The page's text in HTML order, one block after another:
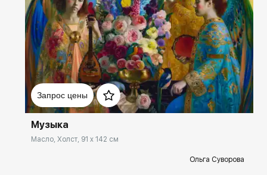
Запрос цены
Домен: spb.rakovgallery.ru
Музыка
Масло, Холст, 91 x 142 см
Ольга Суворова